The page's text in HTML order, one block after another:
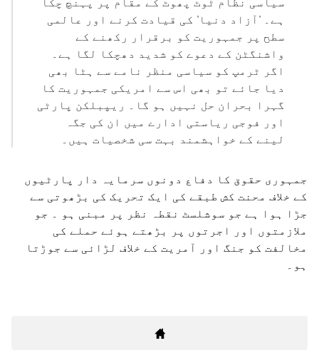
ہے۔ 'آزاد دنیا' کی قیادت کرنے اور عالمی
سطح پر جمہوریت کو برقرار رکھنے کے
واشنگٹن کے دعوے کو شدید دھچکا لگا ہے۔
اگر ٹرمپ کو سیاسی منظر نامے سے ہٹا بھی
دیا جائے تو بھی اس سے امریکی جمہوریت کا
گہرا بحران حل نہیں ہو گا۔ ریپبلکن پارٹی
اور فوجی ریاستی ادارے میں ان کی جگہ
لینے کے خواہشمند بہت سی شخصیات ہیں۔
جمہوری حقوق کا دفاع دونوں سرمایہ دار پارٹیوں
کے خلاف محنت کش طبقے کی ایک تحریک کی بڑھوتی سے
جڑا ہوا ہے جو سوشلسٹ نقطہ نظر پر مبنی ہو ۔ جو
ملازمتوں اور اجرتوں پر بڑھتے ہوئے حملے کی
مخالفت کو جنگ اور آمریت کے خلاف لڑائی سے جوڑتا
ہو۔